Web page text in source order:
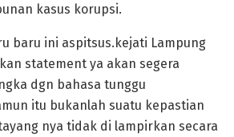
kasus korupsi.
baru ini aspitsus.kejati Lampung
statement ya akan segera
dgn bahasa tunggu
itu bukanlah suatu kepastian
nya tidak di lampirkan secara